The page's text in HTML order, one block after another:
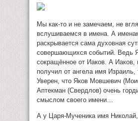
Мы как-то и не замечаем, не
вслушиваемся в имена. А
раскрывается сама духовная
совершающихся событий. Ведь
сокращённое от Иаков. А Иаков,
получил от ангела имя Израиль,
Уверен, что Яков Мовшевич
Аптекман (Свердлов) очень
смыслом своего имени…
А у Царя-Мученика имя Николай,